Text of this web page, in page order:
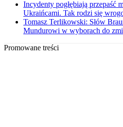
Incydenty pogłębiają przepaść
Ukraińcami. Tak rodzi się
Tomasz Terlikowski: Słów
Mundurowi w wyborach do
Promowane treści